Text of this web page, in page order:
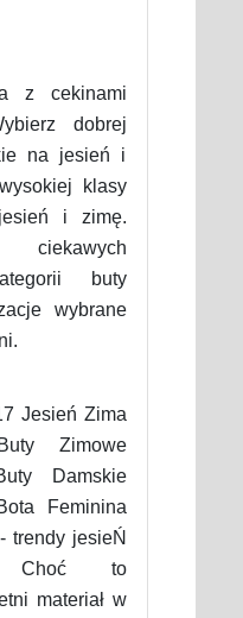
z cekinami
dobrej
na jesień i
klasy
i zimę.
ciekawych
buty
wybrane
Jesień Zima
Zimowe
Damskie
Feminina
trendy jesieŃ
Choć to
materiał w